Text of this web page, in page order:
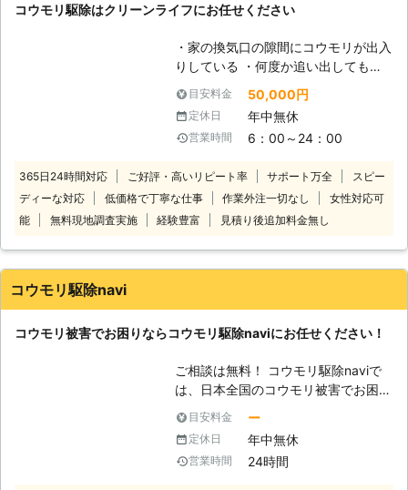
の場合はリフォームをすることになっ
てしまうかもしれません。また、コウ
モリは屋根裏・天井裏を走り回ること
はありませんが夕方から夜にかけて甲
高い声で鳴くため騒音被害もありま
す。そんなことが続くと人間はストレ
スでノイローゼになってしまうのでは
ぐに駆除することをおススメしますの
で、駆除なら当社におまかせくださ
いただいたおかげで安心して眠ることができます。
2016年12月10日
コウモリ駆除はクリーンライフにお任せください
・家の換気口の隙間にコウモリが出入
りしている ・何度か追い出しても戻
ってくる ・天井裏に大量のコウモリ
のフンが溜まっている このようなお
悩みでコウモリ駆除業者をお探しなら
当社にお任せください 。当社はコウ
徹底駆除はもちろん、再発防止対策に
も自信があります。 以前、コウモリ
駆除業者に依頼したが再発して困って
い。 お客様のお悩みを解決するお手
よるトラブルです。 コウモリは一度
住み着いてしまうと巣をつくります、
早めの駆除が必要です。 数センチの
隙間さえあれば簡単に侵入できるた
め、コウモリを見つけたらすぐに当社
目安料金 50,000円
定休日 年中無休
営業時間 6：00～24：00
365日24時間対応 ご好評・高いリピート率 サポート万全
スピー
ディーな対応
低価格で丁寧な仕事 作業外注一切なし
女性対応可
能
無料現地調査実施 経験豊富 見積り後追加料金無し
コウモリ駆除navi
コウモリ被害でお困りならコウモリ駆除naviにお任せください！
ご相談は無料！ コウモリ駆除naviで
は、日本全国のコウモリ被害でお困
り、お悩みのお客様に対応！ 経験豊
富なスタッフがご自宅に住み着いたコ
ウモリを迅速・丁寧に駆除いたします
ので安心してお任せください。 万全
目安料金 ー
定休日 年中無休
営業時間 24時間